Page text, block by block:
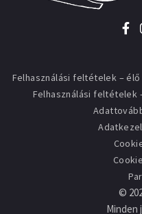
Felhasználási feltételek –
Felhasználási feltételek
©
Minden